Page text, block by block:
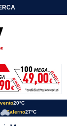
20°C
Salerno27°C